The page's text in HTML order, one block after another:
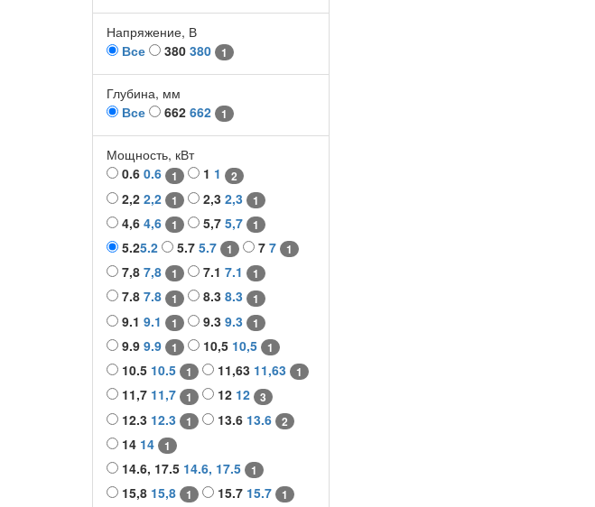
Напряжение, В
Все
380 380 1
Глубина, мм
Все
662 662 1
Мощность, кВт
0.6 0.6 1 1 1 2
2,2 2,2 1 2,3 2,3 1
4,6 4,6 1 5,7 5,7 1
5.25.2 5.7 5.7 1 7 7 1
7,8 7,8 1 7.1 7.1 1
7.8 7.8 1 8.3 8.3 1
9.1 9.1 1 9.3 9.3 1
9.9 9.9 1 10,5 10,5 1
10.5 10.5 1 11,63 11,63 1
11,7 11,7 1 12 12 3
12.3 12.3 1 13.6 13.6 2
14 14 1
14.6, 17.5 14.6, 17.5 1
15,8 15,8 1 15.7 15.7 1